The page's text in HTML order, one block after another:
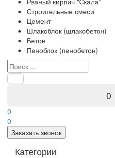
Строительные смеси
Цемент
Шлакоблок (шлакобетон)
Бетон
Пеноблок (пенобетон)
0
0
0
Заказать звонок
Категории